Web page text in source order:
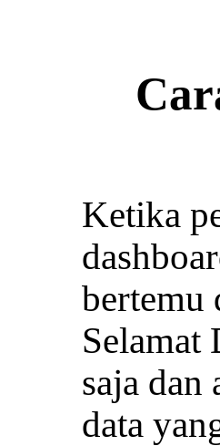
Ketika
bertemu
Selamat
saja dan
data